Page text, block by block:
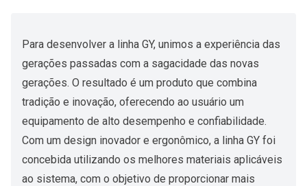
Para desenvolver a linha GY, unimos a experiência das
gerações passadas com a sagacidade das novas
gerações. O resultado é um produto que combina
tradição e inovação, oferecendo ao usuário um
equipamento de alto desempenho e confiabilidade.
Com um design inovador e ergonômico, a linha GY foi
concebida utilizando os melhores materiais aplicáveis
ao sistema, com o objetivo de proporcionar mais